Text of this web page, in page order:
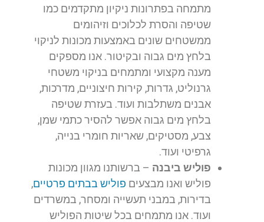
מתמחה בפתרונות ניקיון מתקדמים כמו
שטיפה והסרת לכלוכים וזיהומים
ממשטחים שונים באמצעות מכונות לניקוי
בלחץ מים גבוה ובקיטור. אנו מספקים
מענה מקצועי ומתמחים בניקוי משטחי
גרנוליט, גדרות, קירות חיצוניים, מדרכות,
אבנים משתלבות ועוד. בעזרת שטיפה
בלחץ מים גבוה אפשר להסיר כתמי שמן,
צבע, מסטיקים, שאריות חומרי בנייה,
גרפיטי ועוד.
פוליש ביבנה – ברשותנו מגוון מכונות
פוליש ואנו מבצעים פוליש בבתים פרטיים,
בדירות, במבני תעשייה ומסחר, במשרדים
ועוד. אנו מתמחים בכל שיטות הפוליש